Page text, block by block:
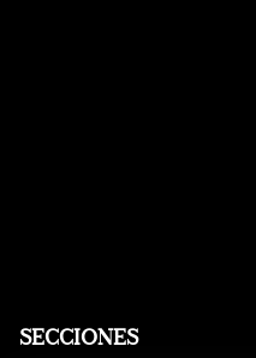
SECCIONES